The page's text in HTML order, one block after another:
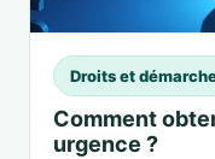
Droits et
Comment
urgence ?